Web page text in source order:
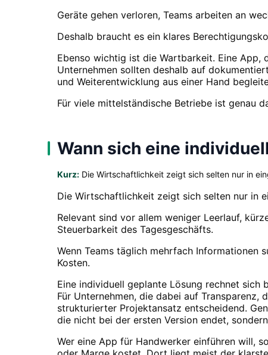
Geräte gehen verloren, Teams arbeiten an
Deshalb braucht es ein klares
Ebenso wichtig ist die Wartbarkeit. Eine
Unternehmen sollten deshalb auf
und Weiterentwicklung aus einer Hand
Für viele mittelständische Betriebe ist genau
Wann sich eine
Kurz: Die Wirtschaftlichkeit zeigt sich selten nur in
Die Wirtschaftlichkeit zeigt sich selten nur in
Relevant sind vor allem weniger Leerlauf,
Steuerbarkeit des Tagesgeschäfts.
Wenn Teams täglich mehrfach Informationen
Kosten.
Eine individuell geplante Lösung rechnet sich
Für Unternehmen, die dabei auf Transparenz,
strukturierter Projektansatz entscheidend.
die nicht bei der ersten Version endet,
Wer eine App für Handwerker einführen will,